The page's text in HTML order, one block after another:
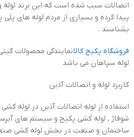
اتصالات سبب شده است که این برند لوله
پیدا کرده و بسیاری از مردم لوله های پلی
بشناسند .
فروشگاه پکیج کالانمایندگی محصولات
لوله سپاهان می باشد
کاربرد لوله و اتصالات آذین
استفاده از لوله اتصالات آذین در لوله
شوفاژ , لوله کشی پکیج و سیستم های
ساختمان و صنعت در بخش لوله کشی